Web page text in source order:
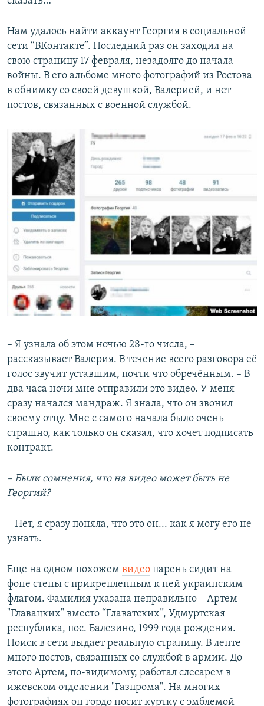
Нам удалось найти аккаунт Георгия в социальной
сети “ВКонтакте”. Последний раз он заходил на
свою страницу 17 февраля, незадолго до начала
войны. В его альбоме много фотографий из Ростова
в обнимку со своей девушкой, Валерией, и нет
постов, связанных с военной службой.
– Я узнала об этом ночью 28-го числа, –
рассказывает Валерия. В течение всего разговора её
голос звучит уставшим, почти что обречённым. – В
два часа ночи мне отправили это видео. У меня
сразу начался мандраж. Я знала, что он звонил
своему отцу. Мне с самого начала было очень
страшно, как только он сказал, что хочет подписать
контракт.
– Были сомнения, что на видео может быть не
Георгий?
– Нет, я сразу поняла, что это он... как я могу его не
узнать.
Еще на одном похожем видео парень сидит на
фоне стены с прикрепленным к ней украинским
флагом. Фамилия указана неправильно – Артем
"Главацких" вместо “Главатских”, Удмуртская
республика, пос. Балезино, 1999 года рождения.
Поиск в сети выдает реальную страницу. В ленте
много постов, связанных со службой в армии. До
этого Артем, по-видимому, работал слесарем в
ижевском отделении "Газпрома". На многих
фотографиях он гордо носит куртку с эмблемой